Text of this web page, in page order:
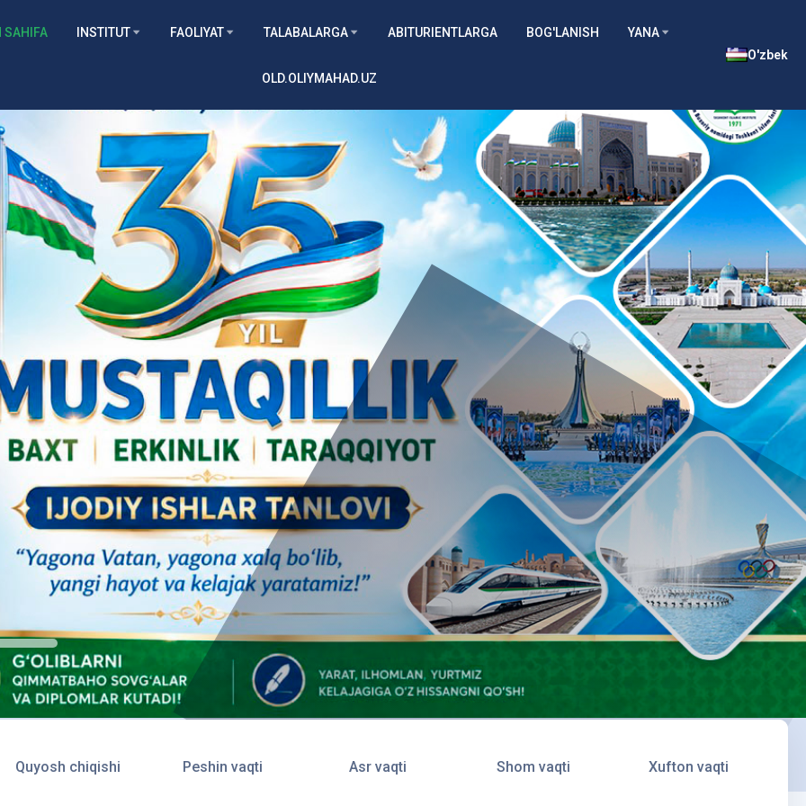
SAHIFA INSTITUT FAOLIYAT TALABALARGA ABITURIENTLARGA BOG'LANISH YANA
OLD.OLIYMAHAD.UZ
O'zbek
Quyosh chiqishi Peshin vaqti Asr vaqti Shom vaqti Xufton vaqti